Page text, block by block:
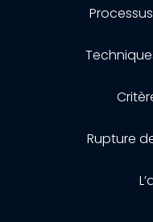
Rupture